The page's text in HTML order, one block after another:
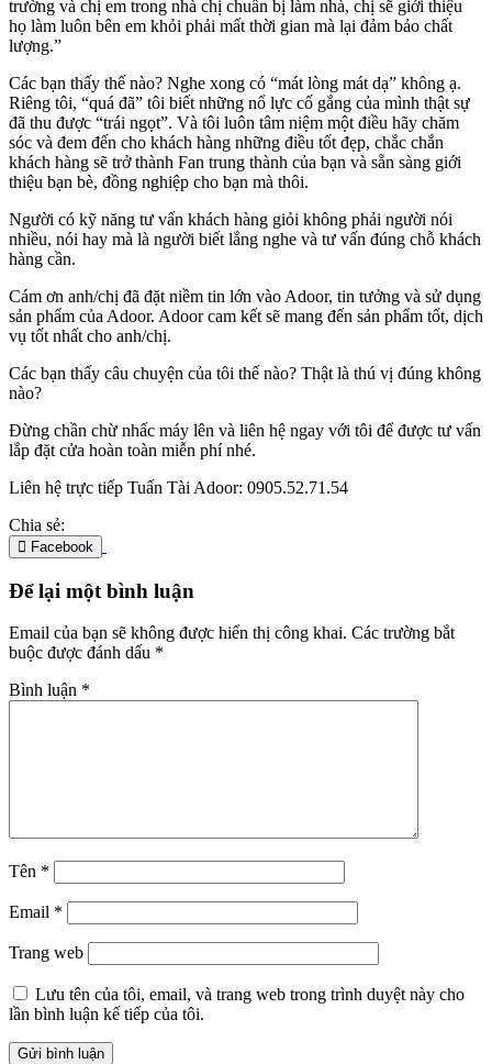
trường và chị em trong nhà chị chuẩn bị làm nhà, chị sẽ giới thiệu
họ làm luôn bên em khỏi phải mất thời gian mà lại đảm bảo chất
lượng.”
Các bạn thấy thế nào? Nghe xong có “mát lòng mát dạ” không ạ.
Riêng tôi, “quá đã” tôi biết những nổ lực cố gắng của mình thật sự
đã thu được “trái ngọt”. Và tôi luôn tâm niệm một điều hãy chăm
sóc và đem đến cho khách hàng những điều tốt đẹp, chắc chắn
khách hàng sẽ trở thành Fan trung thành của bạn và sẵn sàng giới
thiệu bạn bè, đồng nghiệp cho bạn mà thôi.
Người có kỹ năng tư vấn khách hàng giỏi không phải người nói
nhiều, nói hay mà là người biết lắng nghe và tư vấn đúng chỗ khách
hàng cần.
Cám ơn anh/chị đã đặt niềm tin lớn vào Adoor, tin tưởng và sử dụng
sản phẩm của Adoor. Adoor cam kết sẽ mang đến sản phẩm tốt, dịch
vụ tốt nhất cho anh/chị.
Các bạn thấy câu chuyện của tôi thế nào? Thật là thú vị đúng không
nào?
Đừng chần chừ nhấc máy lên và liên hệ ngay với tôi để được tư vấn
lắp đặt cửa hoàn toàn miễn phí nhé.
Liên hệ trực tiếp Tuấn Tài Adoor: 0905.52.71.54
Chia sẻ:
Facebook
Để lại một bình luận
Email của bạn sẽ không được hiển thị công khai. Các trường bắt
buộc được đánh dấu *
Bình luận *
Tên *
Email *
Trang web
Lưu tên của tôi, email, và trang web trong trình duyệt này cho
lần bình luận kế tiếp của tôi.